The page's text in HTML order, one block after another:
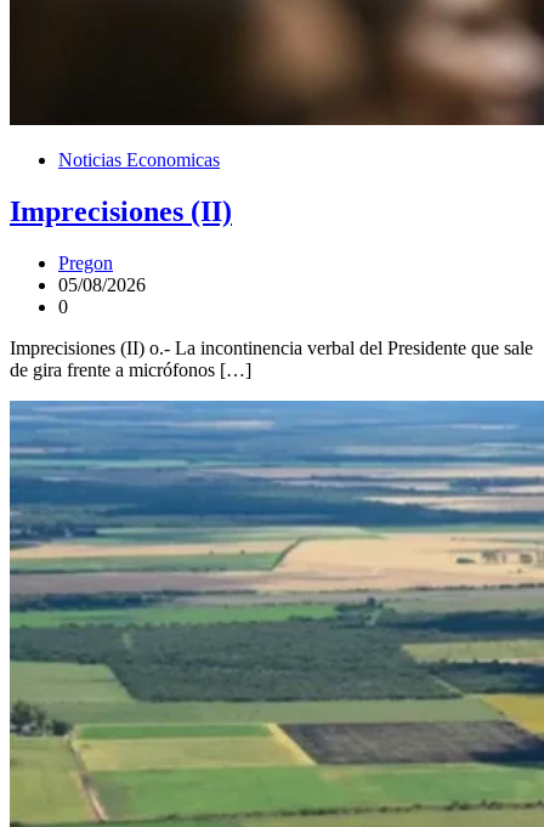
Noticias Economicas
Imprecisiones (II)
Pregon
05/08/2026
0
Imprecisiones (II) o.- La incontinencia verbal del Presidente que sale
de gira frente a micrófonos […]